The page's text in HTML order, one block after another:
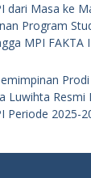
dari Masa ke
Program
MPI FAKTA
Luwihta Resmi
Periode 2025-